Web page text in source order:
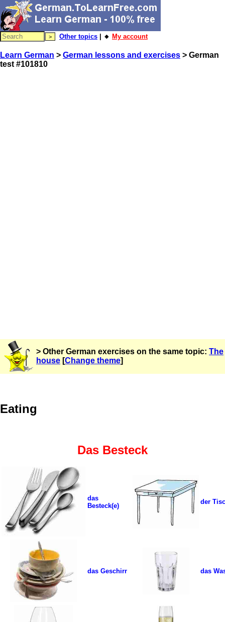
Other topics | 🔸 My account
Learn German > German lessons and exercises > German
test #101810
> Other German exercises on the same topic: The
house [Change theme]
Eating
Das Besteck
das
Besteck(e)
der
das Geschirr das